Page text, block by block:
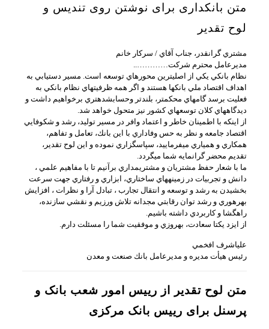
متن بانکداری برای نوشتن روی تندیس و
لوح تقدیر
مشتري گرانقدر، جناب آقاي / سركار خانم
مديرعامل محترم شركت…………..
نظام بانكي يكي از اصلي‏ترين محورهاي توسعه است. مسير دستيابي به
اهداف اقتصاد ملي بانك‏ها هستند و اگر همه ظرفيت‏هاي نظام بانكي به
فعليت برسد گام‏هاي محكم‏تر، بلندتر وحساب‏شده‏تري برخواهيم داشت و
ديدگاه‏هاي كلان توسعه‏اي كشور نيز متحول خواهد شد.
از اينكه با اطمينان خاطر و اعتماد وافر در مسير توليد، رشد و شكوفايي
اقتصاد جامعه و نظر به حس وفاداري با اين بانك، تعامل و تفاهم،
همكاري و همياري مي‏فرماييد، سپاسگزاري نموده و اين لوح تقدير،
تقديم محضر گرانمايه شما مي‏گردد.
ما با شعار حفظ مشتريان و مشتري‏مداري برآنيم تا با مفاهيم علمي ،
دانش و تجربيات در زمينه‏هاي ساختاري، ابزاري و رفتاري جهت سرعت
بخشيدن به رشد و توسعه و انتقال تجارب ، تبادل آرا و نظرات ، افزايش
بهره‏وري و رشد توان رقابتي مجدانه تلاش ورزيم و نقشي سازنده،
راهگشا و كاربردي داشته باشيم.
از ايزد يكتا سعادت، بهروزي و موفقيت شما را مسئلت دارم.
علي‏اشرف افخمي
رئيس هيأت مديره و مديرعامل بانك صنعت و معدن
متن لوح تقدیر از رییس امور شعب بانک و
پرسنل برای رییس بانک مرکزی